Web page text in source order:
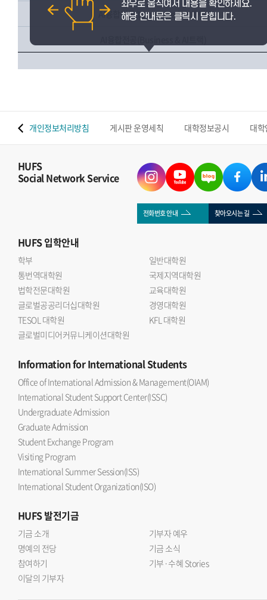
AI융합전공(Language & AI트랙)
개인정보처리방침 게시판 운영세칙 대학정보공시 대
HUFS
Social Network Service
전화번호 안내 찾아오시는 길
HUFS입학안내
학부
일반대학원
통번역대학원
국제지역대학원
법학전문대학원
교육대학원
글로벌공공리더십대학원
경영대학원
TESOL 대학원
KFL 대학원
글로벌미디어커뮤니케이션대학원
Informationfor International Students
Office of International Admission & Management(OIAM)
International Student Support Center(ISSC)
Undergraduate Admission
Graduate Admission
Student Exchange Program
Visiting Program
International Summer Session(ISS)
International Student Organization(ISO)
HUFS발전기금
기금 소개
기부자 예우
명예의 전당
기금 소식
참여하기
기부·수혜 Stories
이달의 기부자